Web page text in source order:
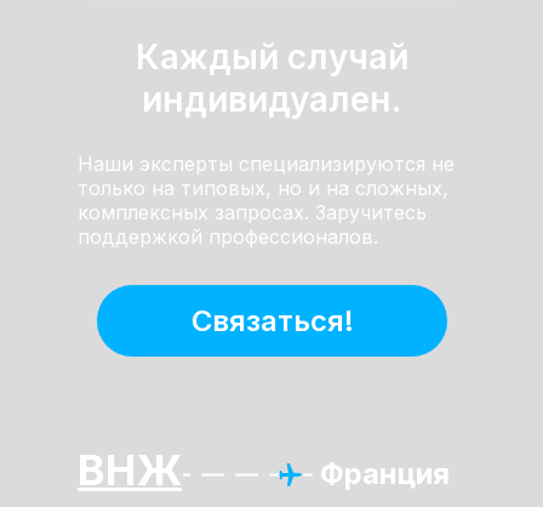
Наши эксперты специализируются не
только на типовых, но и на сложных,
комплексных запросах. Заручитесь
поддержкой профессионалов.
Каждый случай
индивидуален.
Связаться!
ВНЖ Франция